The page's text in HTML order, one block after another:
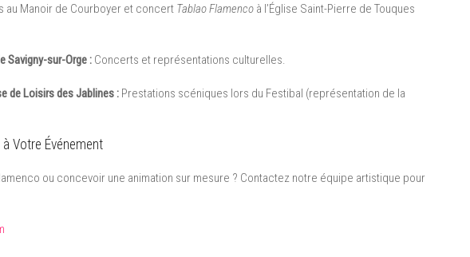
au Manoir de Courboyer et concert Tablao Flamenco à l’Église Saint-Pierre de Touques
Savigny-sur-Orge : Concerts et représentations culturelles.
de Loisirs des Jablines : Prestations scéniques lors du Festibal (représentation de la
Votre Événement
ou concevoir une animation sur mesure ? Contactez notre équipe artistique pour